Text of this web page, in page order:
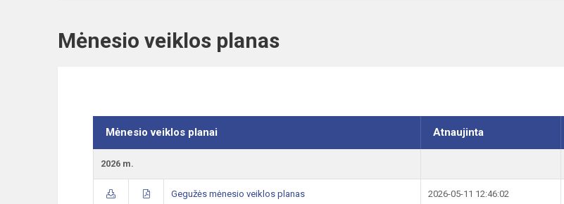
Mėnesio veiklos planas
Mėnesio veiklos planai Atnaujinta
2026 m.
Gegužės mėnesio veiklos planas 2026-05-11 12:46:02